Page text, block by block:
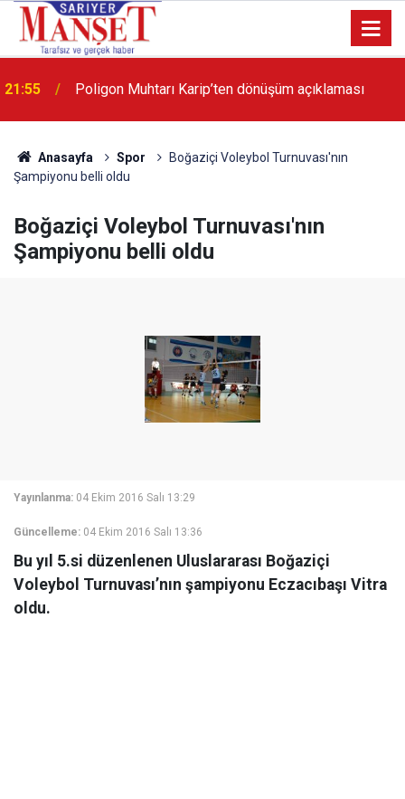
21:55 Poligon Muhtarı Karip’ten dönüşüm açıklaması
13:36 'Poligon'da İstanbul'a örnek proje gerçekleştirilecek'
Anasayfa Spor
Boğaziçi Voleybol Turnuvası'nın
Şampiyonu belli oldu
Boğaziçi Voleybol Turnuvası'nın
Şampiyonu belli oldu
Yayınlanma: 04 Ekim 2016 Salı 13:29
Güncelleme: 04 Ekim 2016 Salı 13:36
Bu yıl 5.si düzenlenen Uluslararası Boğaziçi
Voleybol Turnuvası’nın şampiyonu Eczacıbaşı Vitra
oldu.